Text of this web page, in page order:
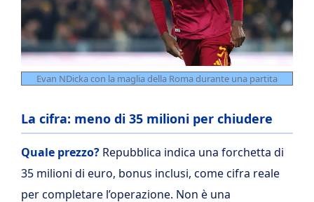
Evan NDicka con la maglia della Roma durante una partita
La cifra: meno di 35 milioni per chiudere
Quale prezzo? Repubblica indica una forchetta di
35 milioni di euro, bonus inclusi, come cifra reale
per completare l’operazione. Non è una